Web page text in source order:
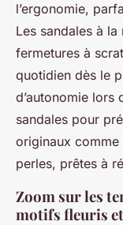
l’ergonomie,
Les sandales à
fermetures à
quotidien dès le
d’autonomie lors
sandales pour
originaux
perles, prêtes à
Zoom sur les
motifs fleuris